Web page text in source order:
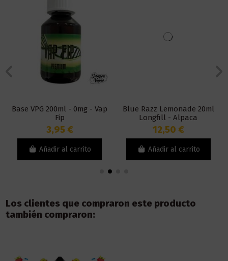
Base VPG 200ml - 0mg - Vap
Fip
3,95 €
Añadir al carrito
Blue Razz Lemonade 20ml
Longfill - Alpaca
12,50 €
Añadir al carrito
Los clientes que compraron este producto
también compraron: